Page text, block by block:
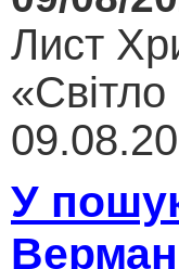
Лист
У
Верман